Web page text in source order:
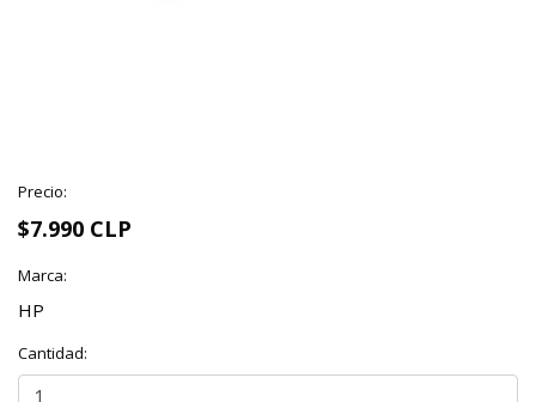
Precio:
$7.990 CLP
Marca:
HP
Cantidad: